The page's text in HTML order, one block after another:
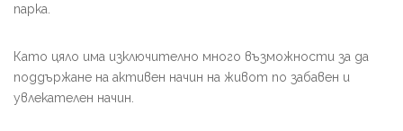
парка.
Като цяло има изключително много възможности за да
поддържане на активен начин на живот по забавен и
увлекателен начин.